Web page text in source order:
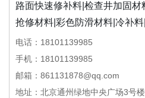
路面快速修补料|检查井加固
抢修材料|彩色防滑材料|冷补
电话：18101139985
手机：18101139985
邮箱：861131878@qq.com
地址：北京通州绿地中央广场3号楼